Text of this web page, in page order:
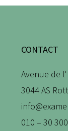
CONTACT
Avenue de
3044 AS
010 – 30